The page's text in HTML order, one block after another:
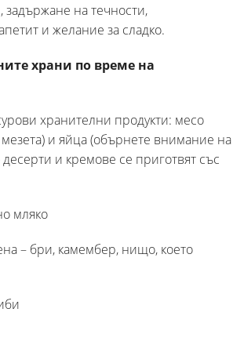
задържане на течности,
и желание за сладко.
храни по време на
хранителни продукти: месо
и яйца (обърнете внимание на
и кремове се приготвят със
мляко
– бри, камембер, нищо, което